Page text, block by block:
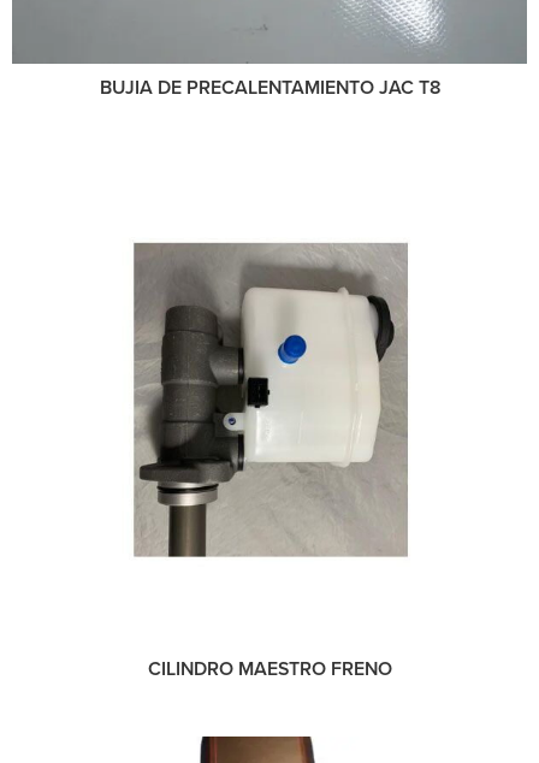
BUJIA DE PRECALENTAMIENTO JAC T8
CILINDRO MAESTRO FRENO